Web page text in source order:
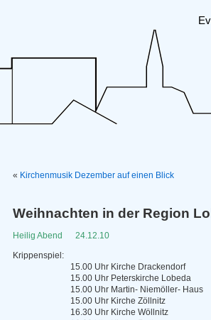
« Kirchenmusik Dezember auf einen Blick
Weihnachten in der Region
Heilig Abend 24.12.10
Krippenspiel:
15.00 Uhr Kirche Drackendorf
15.00 Uhr Peterskirche Lobeda
15.00 Uhr Martin- Niemöller- Haus
15.00 Uhr Kirche Zöllnitz
16.30 Uhr Kirche Wöllnitz